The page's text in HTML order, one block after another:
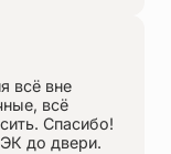
всё вне
всё
Спасибо!
до двери.